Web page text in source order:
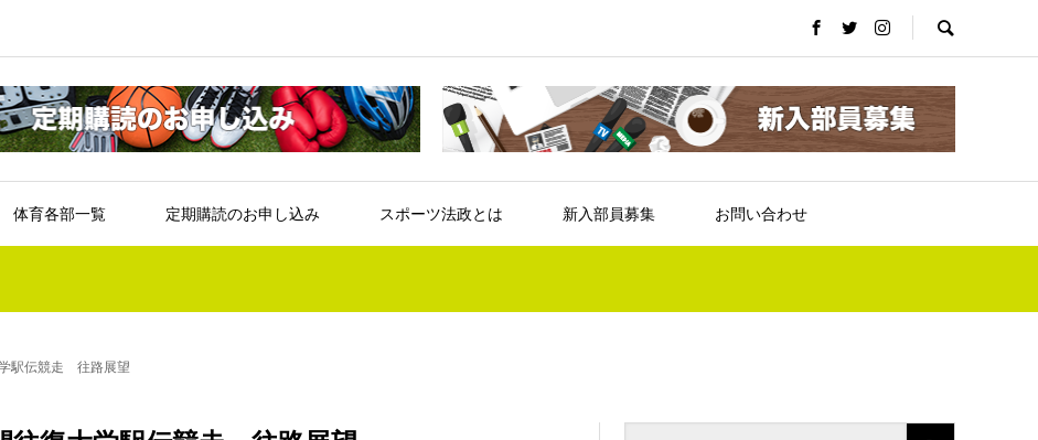
体育各部一覧 定期購読のお申し込み スポーツ法政とは 新入部員募集 お問い合わせ
学駅伝競走 往路展望